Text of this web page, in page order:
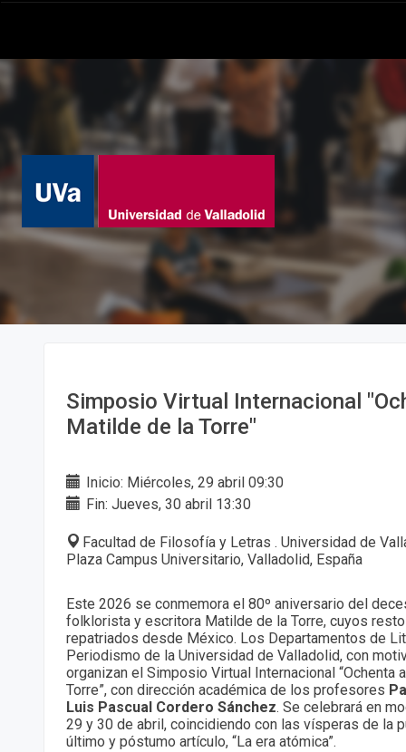
Simposio Virtual Internacional
Matilde de la Torre"
Inicio: Miércoles, 29 abril 09:30
Fin: Jueves, 30 abril 13:30
Facultad de Filosofía y Letras . Universidad de
Plaza Campus Universitario, Valladolid, España
Este 2026 se conmemora el 80º aniversario del
folklorista y escritora Matilde de la Torre, cuyos
repatriados desde México. Los Departamentos de
Periodismo de la Universidad de Valladolid, con
organizan el Simposio Virtual Internacional “Ochenta
Torre”, con dirección académica de los profesores
Luis Pascual Cordero Sánchez. Se celebrará en
29 y 30 de abril, coincidiendo con las vísperas de la
último y póstumo artículo, “La era atómica”.